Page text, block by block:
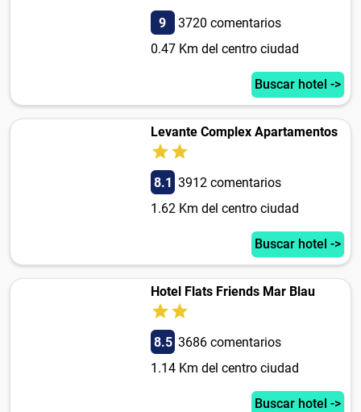
9
3720 comentarios
0.47 Km del centro ciudad
Buscar hotel ->
Levante Complex Apartamentos
8.1 3912 comentarios
1.62 Km del centro ciudad
Buscar hotel ->
Hotel Flats Friends Mar Blau
8.5 3686 comentarios
1.14 Km del centro ciudad
Buscar hotel ->